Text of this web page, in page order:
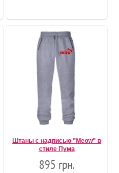
Штаны с надписью "Meow" в
стиле Пума
895 грн.